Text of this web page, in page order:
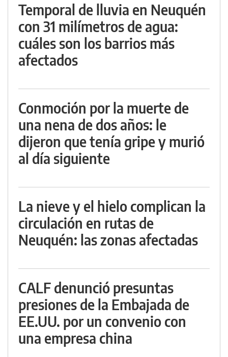
Temporal de lluvia en Neuquén
con 31 milímetros de agua:
cuáles son los barrios más
afectados
Conmoción por la muerte de
una nena de dos años: le
dijeron que tenía gripe y murió
al día siguiente
La nieve y el hielo complican la
circulación en rutas de
Neuquén: las zonas afectadas
CALF denunció presuntas
presiones de la Embajada de
EE.UU. por un convenio con
una empresa china